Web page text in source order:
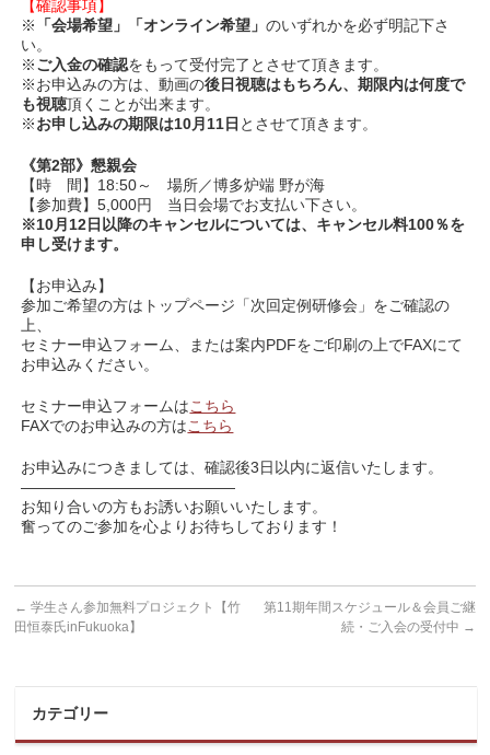
【確認事項】
※
「会場希望」「オンライン希望」のいずれかを必ず明記下さ
い。
※ご入金の確認をもって受付完了とさせて頂きます。
※お申込みの方は、動画の後日視聴はもちろん、期限内は何度で
も視聴頂くことが出来ます。
※お申し込みの期限は10月11日 とさせて頂きます。
《第2部》懇親会
【時 間】18:50～ 場所／博多炉端 野が海
【参加費】5,000円 当日会場でお支払い下さい。
※10月12日以降のキャンセルについては、キャンセル料100％を
申し受けます。
【お申込み】
参加ご希望の方はトップページ「次回定例研修会」をご確認の
上、
セミナー申込フォーム、または案内PDFをご印刷の上でFAXにて
お申込みください。
セミナー申込フォームはこちら
FAXでのお申込みの方はこちら
お申込みにつきましては、確認後3日以内に返信いたします。
——————————————
お知り合いの方もお誘いお願いいたします。
奮ってのご参加を心よりお待ちしております！
← 学生さん参加無料プロジェクト【竹
田恒泰氏inFukuoka】
第11期年間スケジュール＆会員ご継
続・ご入会の受付中 →
カテゴリー